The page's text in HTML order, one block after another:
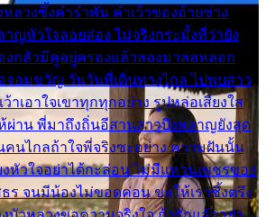
ลวงซึ้งคำรำพัน คำเว้าของอ้ายช่าง
ญหัวใจลอยล่อง ไม่จริงกระมั้งที่ว่ายัง
งกลัวมีคู่อยู่ครองแล้วลองมาล่อหลอก
จอมขวัญ วันวันพี่เดินทางไกล ไปพบสาว
าเอาใจเขาทุกทุกอย่าง รูปหล่อเสียงใส
ผ่าน พี่มาถึงถิ่นอีสานสาวบึงพลาญยังสุด
คนไกลถ้าใจพี่จริงซะอย่าง ความฝันนั้น
หัวใจอย่าได้กะล่อน ไม่มีแหวนเพชรของ
ร จนมีน้องไม่ขอดค่อน ขอให้เราซึ้งตรึง